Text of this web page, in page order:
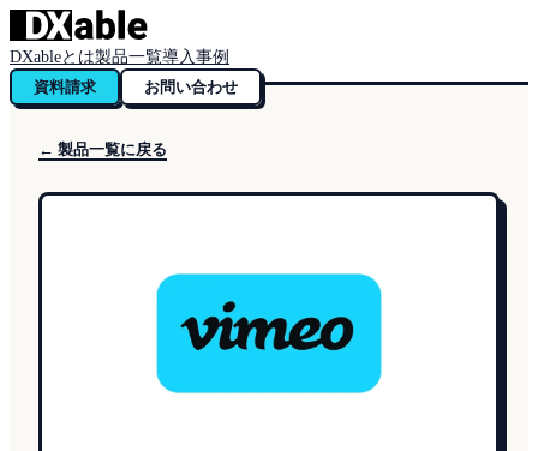
DXableとは製品一覧導入事例
資料請求
お問い合わせ
← 製品一覧に戻る